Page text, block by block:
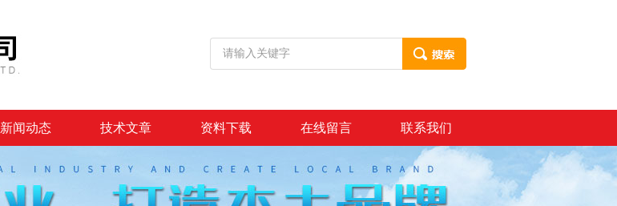
新闻动态 技术文章 资料下载 在线留言 联系我们